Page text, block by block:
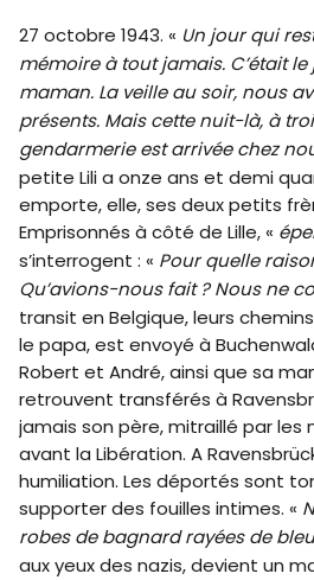
27 octobre 1943. « Un jour qui
mémoire à tout jamais. C’était
maman. La veille au soir, nous
présents. Mais cette nuit-là, à
gendarmerie est arrivée chez
petite Lili a onze ans et demi
emporte, elle, ses deux petits
Emprisonnés à côté de Lille, «
s’interrogent : « Pour quelle
Qu’avions-nous fait ? Nous ne
transit en Belgique, leurs
le papa, est envoyé à
Robert et André, ainsi que sa
retrouvent transférés à
jamais son père, mitraillé par les
avant la Libération. A
humiliation. Les déportés sont
supporter des fouilles intimes. «
robes de bagnard rayées de bleu
aux yeux des nazis, devient un